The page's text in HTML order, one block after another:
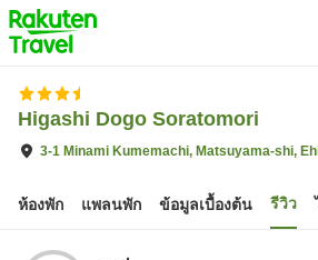
to
top
page
Higashi Dogo Soratomori
3-1 Minami Kumemachi, Matsuyama-shi,
ห้องพัก แพลนพัก ข้อมูลเบื้องต้น รีวิว